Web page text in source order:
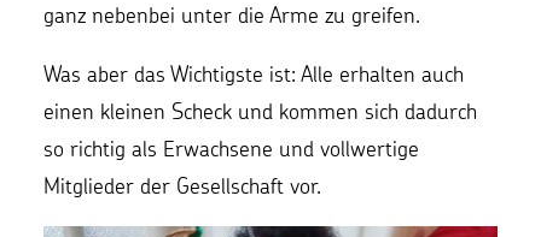
ganz nebenbei unter die Arme zu greifen.
Was aber das Wichtigste ist: Alle erhalten auch
einen kleinen Scheck und kommen sich dadurch
so richtig als Erwachsene und vollwertige
Mitglieder der Gesellschaft vor.